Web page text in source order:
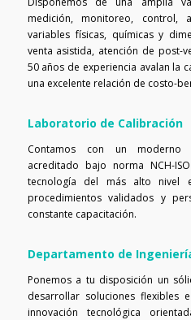
medición, monitoreo, control,
variables físicas, químicas y
venta asistida, atención de post-
50 años de experiencia avalan la
una excelente relación de costo-
Laboratorio de Calibración
Contamos con un moderno
acreditado bajo norma NCH-
tecnología del más alto nivel
procedimientos validados y
constante capacitación.
Departamento de
Ponemos a tu disposición un
desarrollar soluciones flexibles
innovación tecnológica